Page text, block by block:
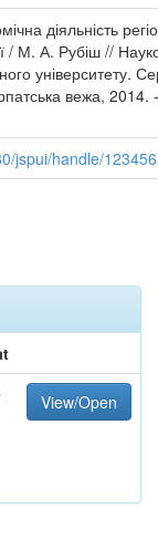
діяльність
/ М. А. Рубіш //
університету.
вежа,
jspui/handle/
View/Open